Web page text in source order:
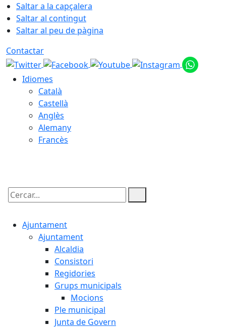
Saltar a la capçalera
Saltar al contingut
Saltar al peu de pàgina
Contactar
Idiomes
Català
Castellà
Anglès
Alemany
Francès
Cercar:
Ajuntament
Ajuntament
Alcaldia
Consistori
Regidories
Grups municipals
Mocions
Ple municipal
Junta de Govern